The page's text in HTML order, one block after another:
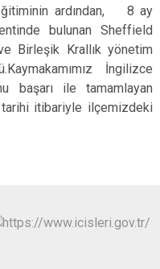
ardından, 8 ay
bulunan Sheffield
Birleşik Krallık yönetim
İngilizce
başarı ile tamamlayan
tarihi itibariyle ilçemizdeki